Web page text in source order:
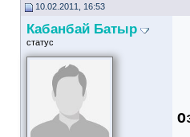
10.02.2011, 16:53
Кабанбай Батыр
статус